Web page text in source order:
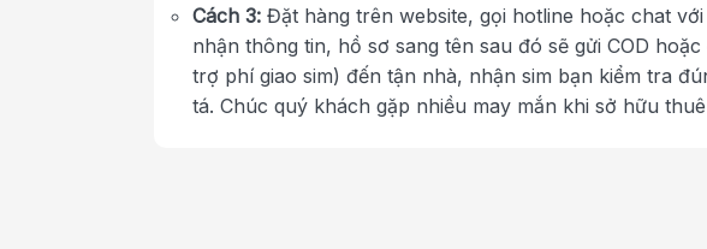
Cách 3: Đặt hàng trên website, gọi hotline hoặc chat
nhận thông tin, hồ sơ sang tên sau đó sẽ gửi COD
trợ phí giao sim) đến tận nhà, nhận sim bạn kiểm tra
tá. Chúc quý khách gặp nhiều may mắn khi sở hữu